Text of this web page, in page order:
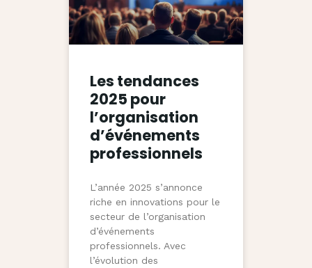
Les tendances
2025 pour
l’organisation
d’événements
professionnels
L’année 2025 s’annonce
riche en innovations pour le
secteur de l’organisation
d’événements
professionnels. Avec
l’évolution des